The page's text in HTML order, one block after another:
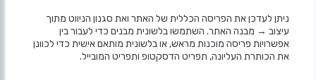
ניתן לעדכן את הפריסה הכללית של האתר ואת סגנון הניווט מתוך
עיצוב → מבנה האתר. השתמשו בלשונית מבנים כדי לעבור בין
אפשרויות פריסה מוכנות מראש, או בלשונית מותאם אישית כדי לכוונן
את הכותרת העליונה, תפריט הדסקטופ ותפריט המובייל.